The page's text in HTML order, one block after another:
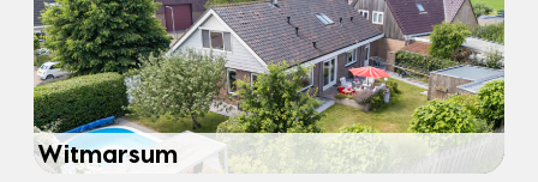
Witmarsum